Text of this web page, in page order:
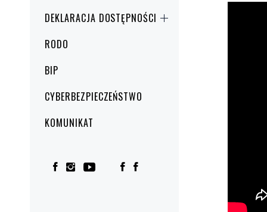
DEKLARACJA DOSTĘPNOŚCI
RODO
BIP
CYBERBEZPIECZEŃSTWO
KOMUNIKAT